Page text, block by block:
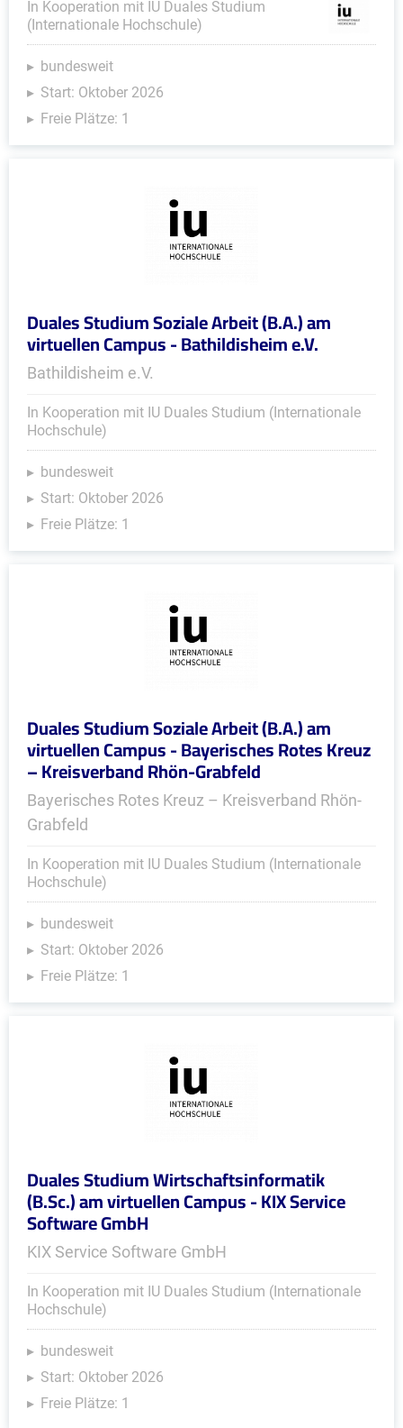
In Kooperation mit IU Duales Studium
(Internationale Hochschule)
bundesweit
Start: Oktober 2026
Freie Plätze: 1
Duales Studium Soziale Arbeit (B.A.) am
virtuellen Campus - Bathildisheim e.V.
Bathildisheim e.V.
In Kooperation mit IU Duales Studium (Internationale
Hochschule)
bundesweit
Start: Oktober 2026
Freie Plätze: 1
Duales Studium Soziale Arbeit (B.A.) am
virtuellen Campus - Bayerisches Rotes Kreuz
– Kreisverband Rhön-Grabfeld
Bayerisches Rotes Kreuz – Kreisverband Rhön-
Grabfeld
In Kooperation mit IU Duales Studium (Internationale
Hochschule)
bundesweit
Start: Oktober 2026
Freie Plätze: 1
Duales Studium Wirtschaftsinformatik
(B.Sc.) am virtuellen Campus - KIX Service
Software GmbH
KIX Service Software GmbH
In Kooperation mit IU Duales Studium (Internationale
Hochschule)
bundesweit
Start: Oktober 2026
Freie Plätze: 1